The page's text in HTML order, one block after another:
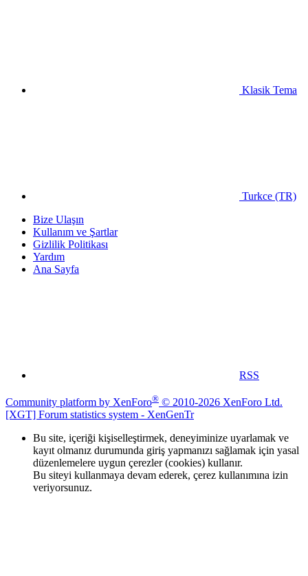
Klasik Tema
Turkce (TR)
Bize Ulaşın
Kullanım ve Şartlar
Gizlilik Politikası
Yardım
Ana Sayfa
RSS
Community platform by XenForo® © 2010-2026 XenForo Ltd.
[XGT] Forum statistics system - XenGenTr
Bu site, içeriği kişiselleştirmek, deneyiminize uyarlamak ve
kayıt olmanız durumunda giriş yapmanızı sağlamak için yasal
düzenlemelere uygun çerezler (cookies) kullanır.
Bu siteyi kullanmaya devam ederek, çerez kullanımına izin
veriyorsunuz.